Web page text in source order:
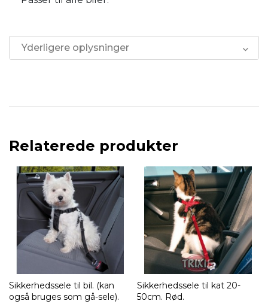
Yderligere oplysninger
Relaterede produkter
Sikkerhedssele til bil. (kan
også bruges som gå-sele).
Sikkerhedssele til kat 20-
50cm. Rød.